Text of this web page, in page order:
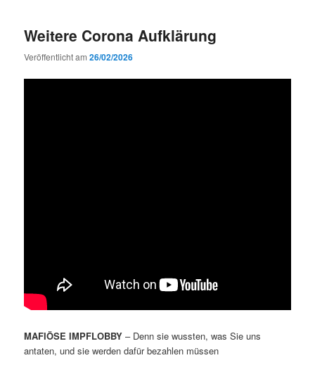
Weitere Corona Aufklärung
Veröffentlicht am26/02/2026
MAFIÖSE IMPFLOBBY – Denn sie wussten, was Sie uns
antaten, und sie werden dafür bezahlen müssen